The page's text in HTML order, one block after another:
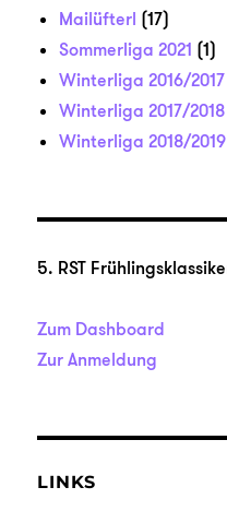
Mailüfterl (17)
Sommerliga 2021 (1)
Winterliga 2016/2017
Winterliga 2017/2018
Winterliga 2018/2019
5. RST
Zum Dashboard
Zur Anmeldung
LINKS